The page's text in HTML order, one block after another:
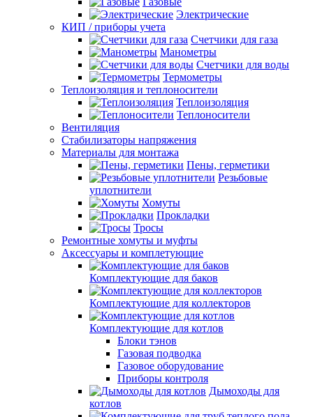
Электрические
КИП / приборы учета
Счетчики для газа
Манометры
Счетчики для воды
Термометры
Теплоизоляция и теплоносители
Теплоизоляция
Теплоносители
Вентиляция
Стабилизаторы напряжения
Материалы для монтажа
Пены, герметики
Резьбовые
уплотнители
Хомуты
Прокладки
Тросы
Ремонтные хомуты и муфты
Аксессуары и комплетующие
Комплектующие для баков
Комплектующие для коллекторов
Комплектующие для котлов
Блоки тэнов
Газовая подводка
Газовое оборудование
Приборы контроля
Дымоходы для
котлов